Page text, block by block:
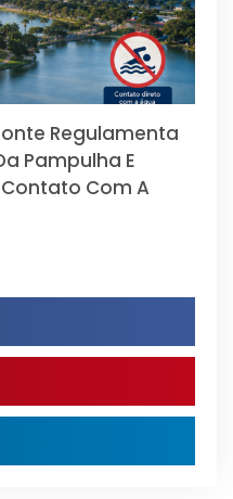
Regulamenta
Pampulha E
Com A